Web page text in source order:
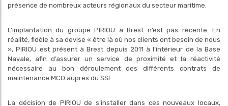
présence de nombreux acteurs régionaux du secteur maritime.
L’implantation du groupe PIRIOU à Brest n’est pas récente. En
réalité, fidèle à sa devise « être là où nos clients ont besoin de nous
», PIRIOU est présent à Brest depuis 2011 à l’intérieur de la Base
Navale, afin d’assurer un service de proximité et la réactivité
nécessaire au bon déroulement des différents contrats de
maintenance MCO auprès du SSF
La décision de PIRIOU de s’installer dans ces nouveaux locaux,